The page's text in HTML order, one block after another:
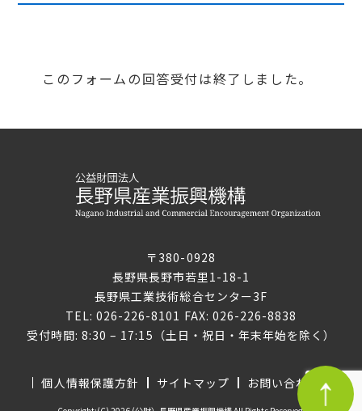
このフォームの回答受付は終了しました。
〒380-0928
長野県長野市若里1-18-1
長野県工業技術総合センター3F
TEL: 026-226-8101 FAX: 026-226-8838
受付時間: 8:30 – 17:15（土日・祝日・年末年始を除く）
個人情報保護方針 サイトマップ お問い合わせ